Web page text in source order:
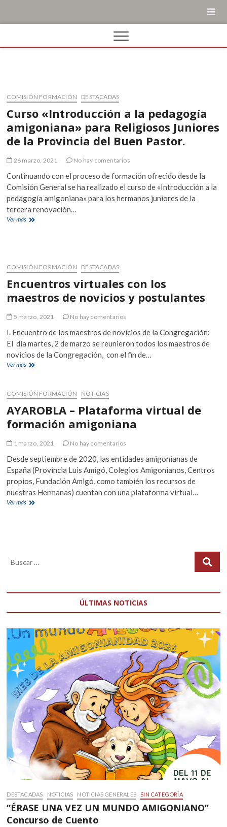
COMISIÓN FORMACIÓN DESTACADAS
Curso «Introducción a la pedagogía
amigoniana» para Religiosos Juniores
de la Provincia del Buen Pastor.
26 marzo, 2021 No hay comentarios
Continuando con el proceso de formación ofrecido desde la
Comisión General se ha realizado el curso de «Introducción a la
pedagogía amigoniana» para los hermanos juniores de la
tercera renovación…
Ver másCurso
amigoniana»
para
Religiosos
de
Provincia
Buen
Pastor.
COMISIÓN FORMACIÓN DESTACADAS
Encuentros virtuales con los
maestros de novicios y postulantes
5 marzo, 2021 No hay comentarios
I. Encuentro de los maestros de novicios de la Congregación:
El día martes, 2 de marzo se reunieron todos los maestros de
novicios de la Congregación, con el fin de…
Ver másEncuentros
los
maestros
de
y
COMISIÓN FORMACIÓN NOTICIAS
AYAROBLA – Plataforma virtual de
formación amigoniana
1 marzo, 2021 No hay comentarios
Desde septiembre de 2020, las entidades amigonianas de
España (Provincia Luis Amigó, Colegios Amigonianos, Centros
propios, Fundación Amigó, como también los recursos de
nuestras Hermanas) cuentan con una plataforma virtual…
Ver másAYAROBLA
ÚLTIMAS NOTICIAS
DESTACADAS NOTICIAS NOTICIAS GENERALES SIN CATEGORÍA
“ÉRASE UNA VEZ UN MUNDO AMIGONIANO”
Concurso de Cuento